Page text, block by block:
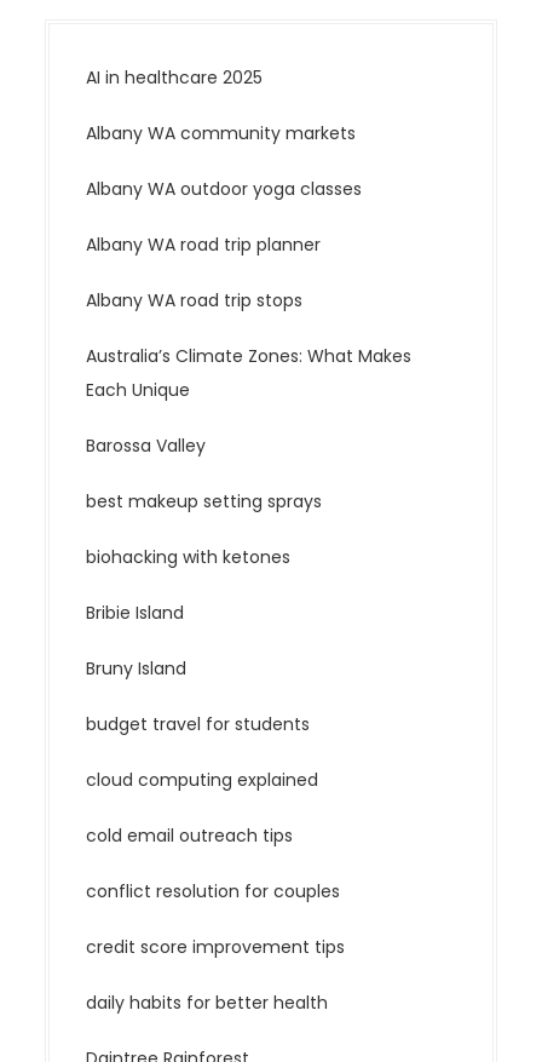
AI in healthcare 2025
Albany WA community markets
Albany WA outdoor yoga classes
Albany WA road trip planner
Albany WA road trip stops
Australia’s Climate Zones: What Makes
Each Unique
Barossa Valley
best makeup setting sprays
biohacking with ketones
Bribie Island
Bruny Island
budget travel for students
cloud computing explained
cold email outreach tips
conflict resolution for couples
credit score improvement tips
daily habits for better health